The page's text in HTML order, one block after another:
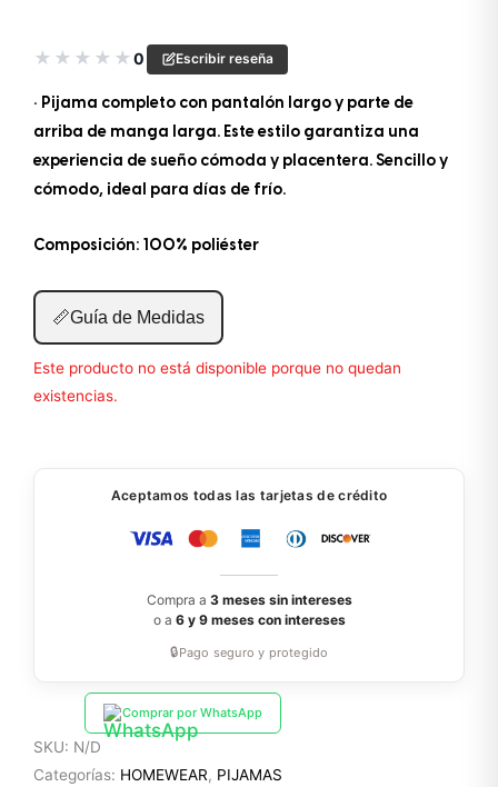
★ ★ ★ ★ ★0 Escribir reseña
• Pijama completo con pantalón largo y parte de
arriba de manga larga. Este estilo garantiza una
experiencia de sueño cómoda y placentera. Sencillo y
cómodo, ideal para días de frío.
Composición: 100% poliéster
📏Guía de Medidas
Este producto no está disponible porque no quedan
existencias.
Aceptamos todas las tarjetas de crédito
Compra a 3 meses sin intereses
o a 6 y 9 meses con intereses
🔒Pago seguro y protegido
Comprar por WhatsApp
SKU: N/D
Categorías: HOMEWEAR, PIJAMAS